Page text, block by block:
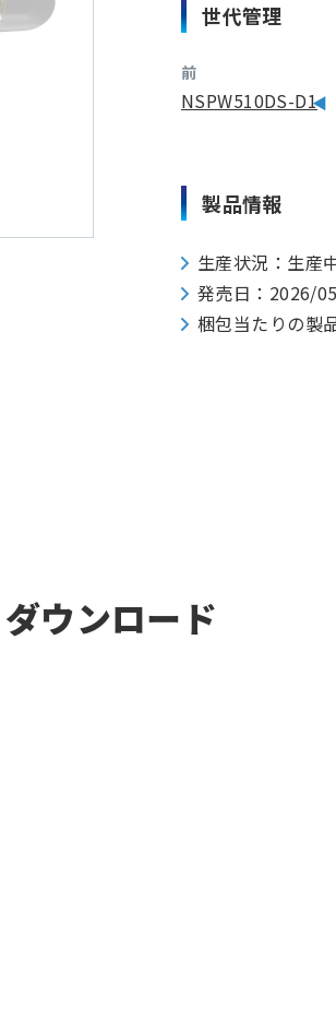
世代管理
前
NSPW510DS-D1
製品情報
生産状況：生産
発売日：2026/05
梱包当たりの製
ダウンロード